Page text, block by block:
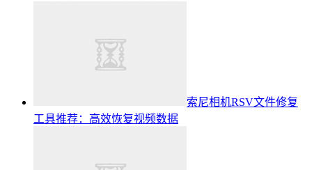
索尼相机RSV文件修复
工具推荐：高效恢复视频数据